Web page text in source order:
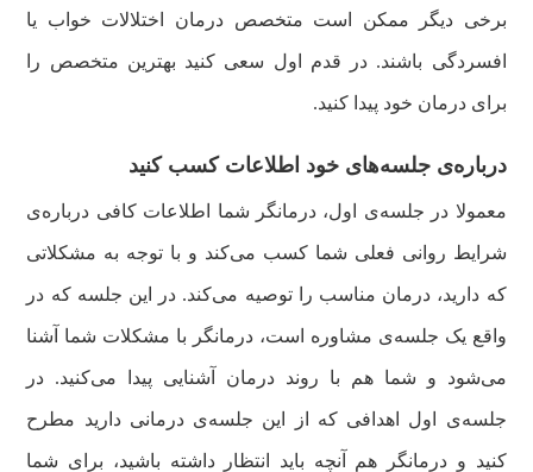
برخی دیگر ممکن است متخصص درمان اختلالات خواب یا
افسردگی باشند. در قدم اول سعی کنید بهترین متخصص را
برای درمان خود پیدا کنید.
درباره‌ی جلسه‌های خود اطلاعات کسب کنید
معمولا در جلسه‌ی اول، درمانگر شما اطلاعات کافی درباره‌ی
شرایط روانی فعلی شما کسب می‌کند و با توجه به مشکلاتی
که دارید، درمان مناسب را توصیه می‌کند. در این جلسه که در
واقع یک جلسه‌ی مشاوره است، درمانگر با مشکلات شما آشنا
می‌شود و شما هم با روند درمان آشنایی پیدا می‌کنید. در
جلسه‌ی اول اهدافی که از این جلسه‌ی درمانی دارید مطرح
کنید و درمانگر هم آنچه باید انتظار داشته باشید، برای شما